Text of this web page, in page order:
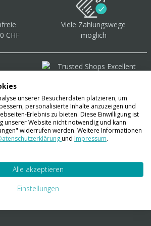
CHF
Viele Zahlungswege
möglich
aufunserer Besucherdaten platzieren, um
personalisierte Inhalte anzuzeigen und
Erlebnis zu bieten. Diese Einwilligung ist
unserer Website nicht notwendig und kann
widerrufen werden. Weitere Informationen
und Impressum.
Alle akzeptieren
Einstellungen